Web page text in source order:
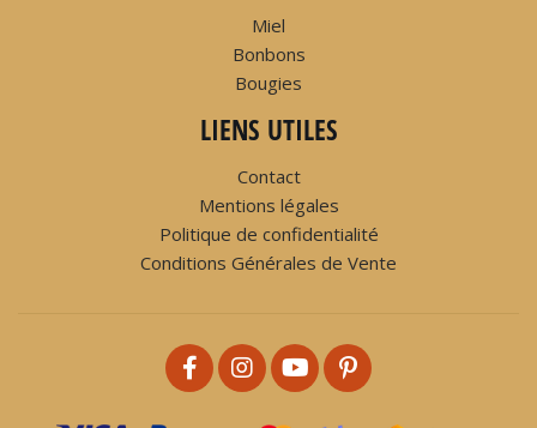
Miel
Bonbons
Bougies
LIENS UTILES
Contact
Mentions légales
Politique de confidentialité
Conditions Générales de Vente